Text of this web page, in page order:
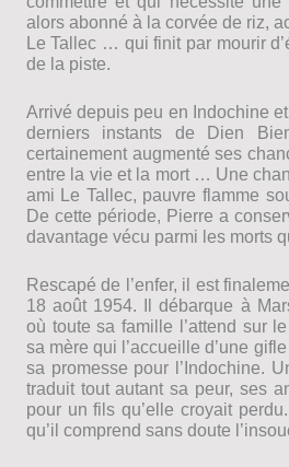
alors abonné à la corvée de riz,
Le Tallec … qui finit par mourir
de la piste.
Arrivé depuis peu en Indochine
derniers instants de Dien
certainement augmenté ses
entre la vie et la mort … Une
ami Le Tallec, pauvre flamme
De cette période, Pierre a
davantage vécu parmi les morts
Rescapé de l’enfer, il est
18 août 1954. Il débarque à
où toute sa famille l’attend sur
sa mère qui l’accueille d’une
sa promesse pour l’Indochine.
traduit tout autant sa peur, ses
pour un fils qu’elle croyait
qu’il comprend sans doute